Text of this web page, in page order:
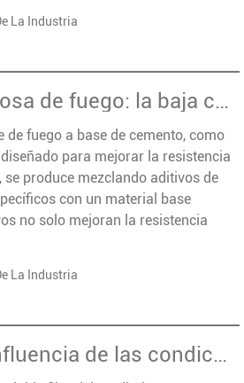
La Industria
Mezcla cementosa de fuego: la baja conductividad térmica construye una línea de seguridad
de fuego a base de cemento, como
para mejorar la resistencia
se produce mezclando aditivos de
con un material base
no solo mejoran la resistencia
La Industria
Análisis de la influencia de las condiciones meteorológicas en la eficiencia de supresión del polvo de los aglutinantes de supresión de polvo